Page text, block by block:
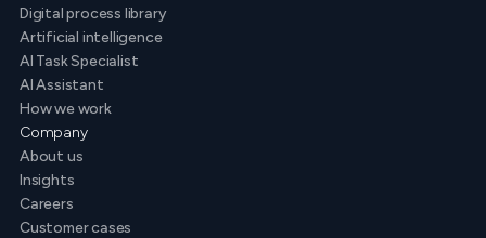
Digital process library
Artificial intelligence
AI Task Specialist
AI Assistant
How we work
Company
About us
Insights
Careers
Customer cases